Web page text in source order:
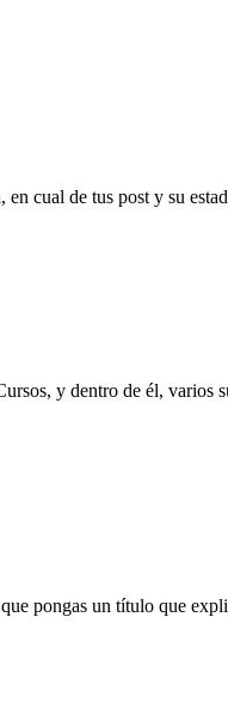
cual de tus post y su
y dentro de él, varios
pongas un título que